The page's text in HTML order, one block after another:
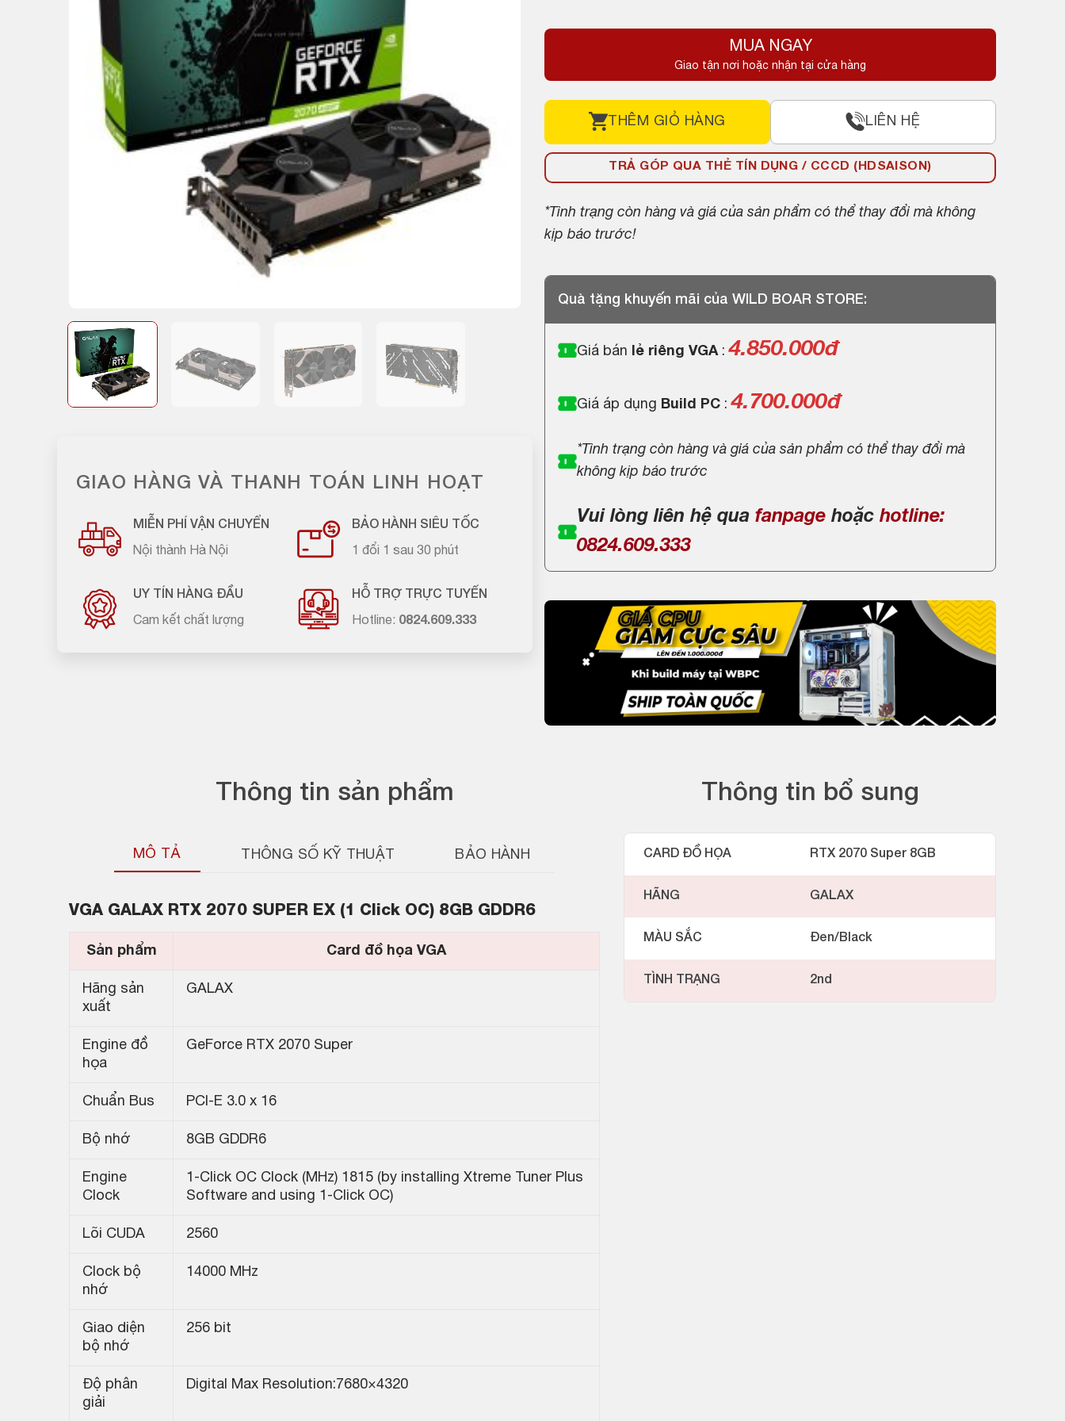
GIAO HÀNG VÀ THANH TOÁN LINH HOẠT
MIỄN PHÍ VẬN CHUYỂN
Nội thành Hà Nội
BẢO HÀNH SIÊU TỐC
1 đổi 1 sau 30 phút
UY TÍN HÀNG ĐẦU
Cam kết chất lượng
HỖ TRỢ TRỰC TUYẾN
Hotline: 0824.609.333
là:
7,000,000 ₫.
tại
4,700,000 ₫.
MUA NGAY
Giao tận nơi hoặc nhận tại cửa hàng
THÊM GIỎ HÀNG LIÊN HỆ
TRẢ GÓP QUA THẺ TÍN DỤNG / CCCD (HDSAISON)
*Tình trạng còn hàng và giá của sản phẩm có thể thay đổi mà không
kịp báo trước!
Quà tặng khuyến mãi của WILD BOAR STORE:
Giá bán lẻ riêng VGA : 4.850.000đ
Giá áp dụng Build PC : 4.700.000đ
*Tình trạng còn hàng và giá của sản phẩm có thể thay đổi mà
không kịp báo trước
Vui lòng liên hệ qua fanpage hoặc hotline:
0824.609.333
Thông tin sản phẩm
MÔ TẢ THÔNG SỐ KỸ THUẬT BẢO HÀNH
VGA GALAX RTX 2070 SUPER EX (1 Click OC) 8GB GDDR6
Sản phẩm Card đồ họa VGA
Hãng sản
xuất
GALAX
Engine đồ
họa
GeForce RTX 2070 Super
Chuẩn Bus PCI-E 3.0 x 16
Bộ nhớ 8GB GDDR6
Engine
Clock
1-Click OC Clock (MHz) 1815 (by installing Xtreme Tuner Plus
Software and using 1-Click OC)
Lõi CUDA 2560
Clock bộ
nhớ
14000 MHz
Giao diện
bộ nhớ
256 bit
Độ phân
giải
Digital Max Resolution:7680×4320
Thông tin bổ sung
CARD ĐỒ HỌA RTX 2070 Super 8GB
HÃNG GALAX
MÀU SẮC Đen/Black
TÌNH TRẠNG 2nd